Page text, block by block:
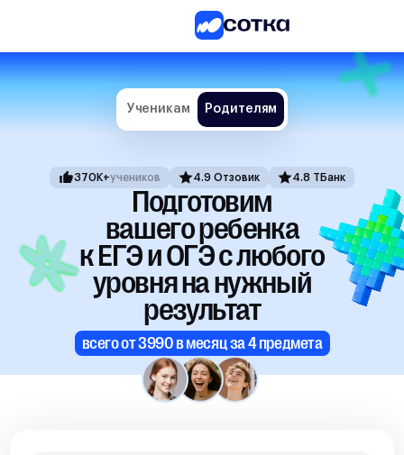
ЕГЭ
Другие
направления
ОГЭ
О
нас
5-8
Тарифы
классы
Ученикам Родителям
370K+учеников 4.9 Отзовик 4.8 ТБанк
Подготовим
вашего ребенка
к ЕГЭ и ОГЭ с любого
уровня на нужный
результат
всего от 3990 в месяц за 4 предмета